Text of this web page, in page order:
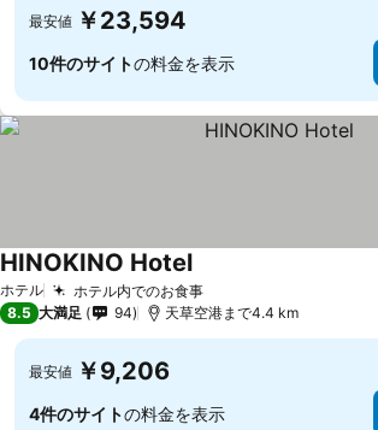
最安値 ￥23,594
10件のサイトの料金を表示
ホテル ホテル内でのお食事
HINOKINO Hotel
8.5 大満足 94 天草空港まで4.4 km
最安値 ￥9,206
4件のサイトの料金を表示